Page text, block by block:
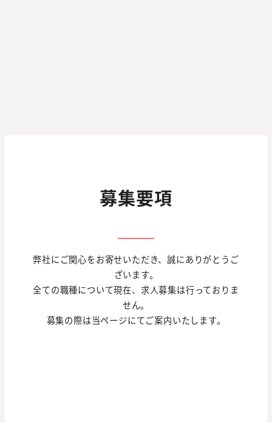
募集要項
弊社にご関心をお寄せいただき、誠にありがとうご
ざいます。
全ての職種について現在、求人募集は行っておりま
せん。
募集の際は当ページにてご案内いたします。